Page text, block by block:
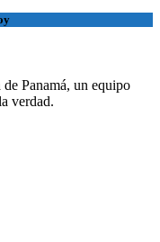
Panamá, un equipo
verdad.